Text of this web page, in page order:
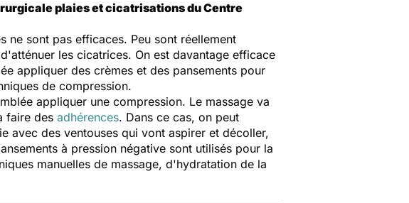
plaies et cicatrisations du Centre
ne sont pas efficaces. Peu sont réellement
les cicatrices. On est davantage efficace
appliquer des crèmes et des pansements pour
de compression.
appliquer une compression. Le massage va
faire des adhérences. Dans ce cas, on peut
avec des ventouses qui vont aspirer et décoller,
à pression négative sont utilisés pour la
manuelles de massage, d'hydratation de la